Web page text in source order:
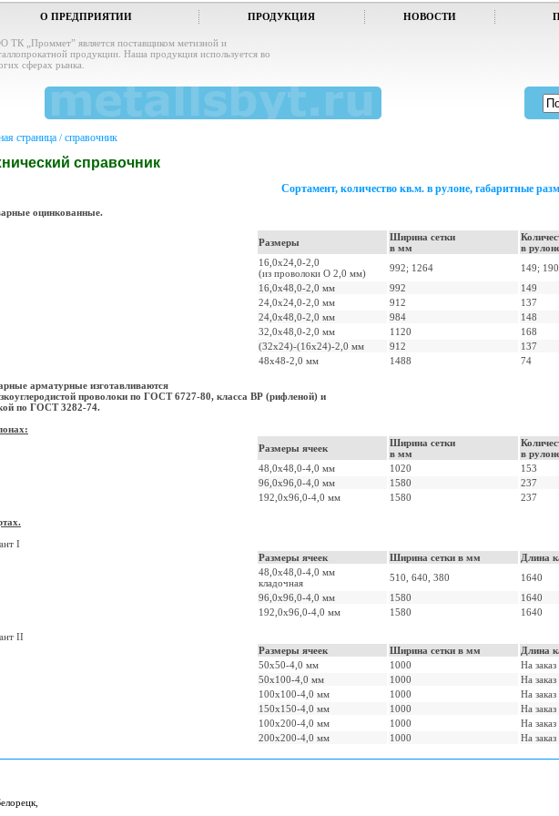
О ПРЕДПРИЯТИИ ПРОДУКЦИЯ НОВОСТИ
ТК „Проммет” является поставщиком метизной и
продукции. Наша продукция используется во
сферах рынка.
страница / справочник
справочник
Сортамент, количество кв.м. в рулоне, габаритные
оцинкованные.
Размеры
Ширина сетки
в мм
в
16,0х24,0-2,0
(из проволоки O 2,0 мм)
992; 1264
149; 190
16,0х48,0-2,0 мм
992
149
24,0х24,0-2,0 мм
912
137
24,0х48,0-2,0 мм
984
148
32,0х48,0-2,0 мм
1120
168
(32х24)-(16х24)-2,0 мм
912
137
48х48-2,0 мм
1488 74
арматурные изготавливаются
проволоки по ГОСТ 6727-80, класса ВР (рифленой) и
по ГОСТ 3282-74.
Размеры ячеек
Ширина сетки
в мм
в
48,0х48,0-4,0 мм
1020
153
96,0х96,0-4,0 мм
1580
237
192,0х96,0-4,0 мм
1580 237
I
Размеры ячеек
Ширина сетки в мм
Длина
48,0х48,0-4,0 мм
кладочная
510, 640, 380
1640
96,0х96,0-4,0 мм
1580
1640
192,0х96,0-4,0 мм
1580 1640
II
Размеры ячеек
Ширина сетки в мм
Длина
50х50-4,0 мм
1000
На заказ
50х100-4,0 мм
1000
На заказ
100х100-4,0 мм
1000
На заказ
150х150-4,0 мм
1000
На заказ
100х200-4,0 мм
1000
На заказ
200х200-4,0 мм
1000 На заказ